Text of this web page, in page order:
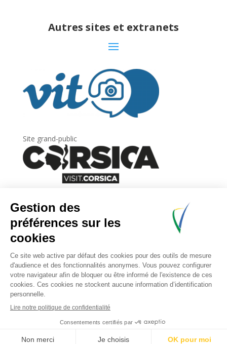
Autres sites et extranets
Site grand-public
Newsletter
Inscrivez-vous àla lettre d’information
l’Agence du tourisme de la Corse.